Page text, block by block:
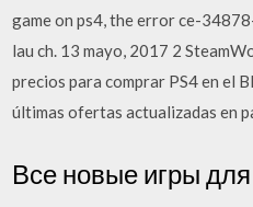
game on ps4, the error ce-
lau ch. 13 mayo, 2017 2
precios para comprar PS4 en el
últimas ofertas actualizadas en
Все новые игры